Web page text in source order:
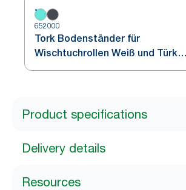
652000
Tork Bodenständer für
Wischtuchrollen Weiß und Türkis
W1
Product specifications
Delivery details
Resources